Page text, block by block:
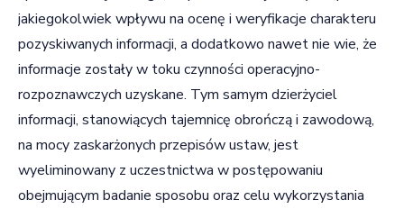
jakiegokolwiek wpływu na ocenę i weryfikacje charakteru
pozyskiwanych informacji, a dodatkowo nawet nie wie, że
informacje zostały w toku czynności operacyjno-
rozpoznawczych uzyskane. Tym samym dzierżyciel
informacji, stanowiących tajemnicę obrończą i zawodową,
na mocy zaskarżonych przepisów ustaw, jest
wyeliminowany z uczestnictwa w postępowaniu
obejmującym badanie sposobu oraz celu wykorzystania